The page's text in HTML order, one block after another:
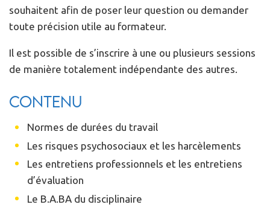
souhaitent afin de poser leur question ou demander
toute précision utile au formateur.
Il est possible de s’inscrire à une ou plusieurs sessions
de manière totalement indépendante des autres.
Contenu
Normes de durées du travail
Les risques psychosociaux et les harcèlements
Les entretiens professionnels et les entretiens
d’évaluation
Le B.A.BA du disciplinaire